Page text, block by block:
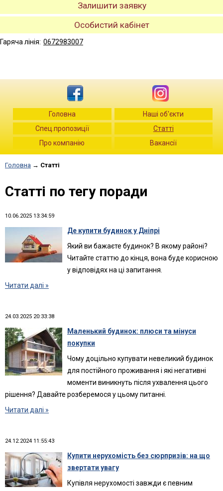
Залишити заявку
Особистий кабінет
Гаряча лінія: 0672983007
Головна
Наші об'єкти
Спец.пропозиції
Статті
Про компанію
Вакансії
Головна → Статті
Статті по тегу поради
10.06.2025 13:34:59
Де купити будинок у Дніпрі
Який ви бажаєте будинок? В якому районі?
Читайте статтю до кінця, вона буде корисною
у відповідях на ці запитання.
Читати далі »
24.03.2025 20:33:38
Маленький будинок: плюси та мінуси
покупки
Чому доцільно купувати невеликий будинок
для постійного проживання і які негативні
моменти виникнуть після ухвалення цього
рішення? Давайте розберемося у цьому питанні.
Читати далі »
24.12.2024 11:55:43
Купити нерухомість без сюрпризів: на що
звертати увагу
Купівля нерухомості завжди є певним